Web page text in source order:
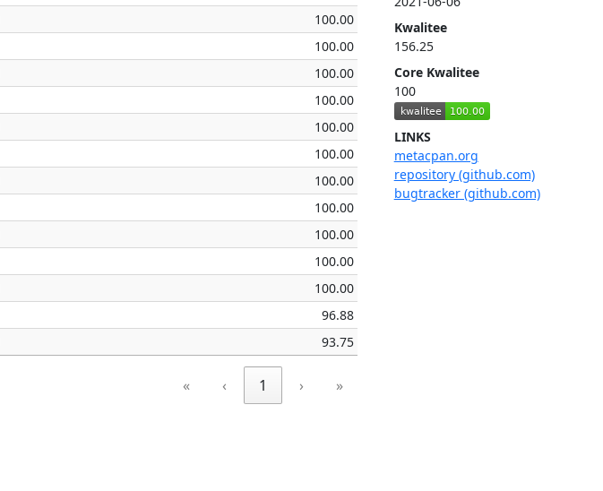
Kwalitee
156.25
Core Kwalitee
100
LINKS
metacpan.org
repository (github.com)
bugtracker (github.com)
100.00
100.00
100.00
100.00
100.00
100.00
100.00
100.00
100.00
100.00
100.00
96.88
93.75
« ‹ 1 › »